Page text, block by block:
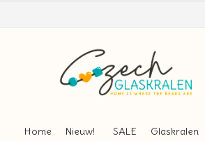
Home Nieuw! SALE Glaskralen